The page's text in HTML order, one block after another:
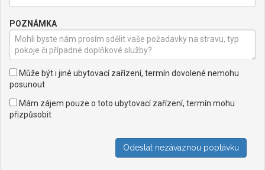
POZNÁMKA
Může být i jiné ubytovací zařízení, termín dovolené nemohu
posunout
Mám zájem pouze o toto ubytovací zařízení, termín mohu
přizpůsobit